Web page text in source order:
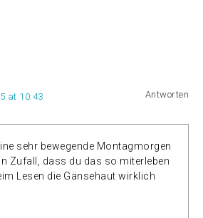
at 10:43 Antworten
sehr bewegende Montagmorgen
Zufall, dass du das so miterleben
Lesen die Gänsehaut wirklich